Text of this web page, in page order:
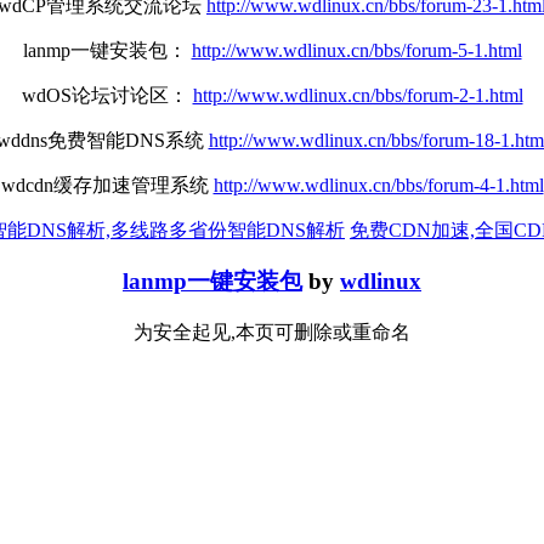
管理系统交流论坛 http://www.wdlinux.cn/bbs/forum-23-1.html
lanmp一键安装包： http://www.wdlinux.cn/bbs/forum-5-1.html
wdOS论坛讨论区： http://www.wdlinux.cn/bbs/forum-2-1.html
免费智能DNS系统 http://www.wdlinux.cn/bbs/forum-18-
wdcdn缓存加速管理系统 http://www.wdlinux.cn/bbs/forum-4-1.html
能DNS解析,多线路多省份智能DNS解析 免费CDN加速,全国
lanmp一键安装包by wdlinux
为安全起见,本页可删除或重命名